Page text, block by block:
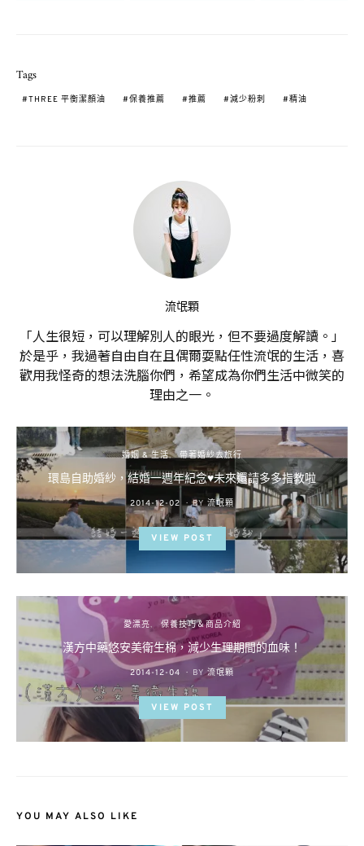
Tags
THREE 平衡潔顏油 保養推薦 推薦 減少粉刺 精油
流氓顆
「人生很短，可以理解別人的眼光，但不要過度解讀。」
於是乎，我過著自由自在且偶爾耍點任性流氓的生活，喜
歡用我怪奇的想法洗腦你們，希望成為你們生活中微笑的
理由之一。
婚姻 & 生活 帶著婚紗去旅行
環島自助婚紗，結婚一週年紀念♥未來還請多多指教啦
POSTED
ON
2014-12-02 BY 流氓顆
VIEW POST
愛漂亮 保養技巧＆商品介紹
漢方中藥悠安美衛生棉，減少生理期間的血味！
POSTED
ON
2014-12-04 BY 流氓顆
VIEW POST
YOU MAY ALSO LIKE